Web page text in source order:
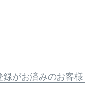
録がお済みのお客様